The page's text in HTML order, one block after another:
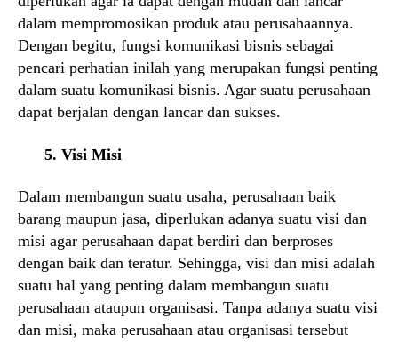
dalam mempromosikan produk atau perusahaannya.
Dengan begitu, fungsi komunikasi bisnis sebagai
pencari perhatian inilah yang merupakan fungsi penting
dalam suatu komunikasi bisnis. Agar suatu perusahaan
dapat berjalan dengan lancar dan sukses.
5. Visi Misi
Dalam membangun suatu usaha, perusahaan baik
barang maupun jasa, diperlukan adanya suatu visi dan
misi agar perusahaan dapat berdiri dan berproses
dengan baik dan teratur. Sehingga, visi dan misi adalah
suatu hal yang penting dalam membangun suatu
perusahaan ataupun organisasi. Tanpa adanya suatu visi
dan misi, maka perusahaan atau organisasi tersebut